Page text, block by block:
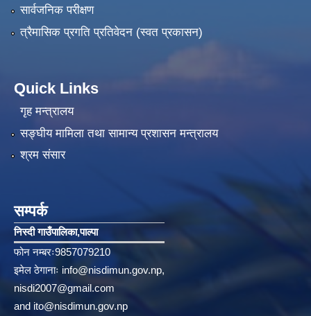
सार्वजनिक परीक्षण
त्रैमासिक प्रगति प्रतिवेदन (स्वत प्रकासन)
Quick Links
गृह मन्त्रालय
सङ्‍घीय मामिला तथा सामान्य प्रशासन मन्त्रालय
श्रम संसार
सम्पर्क
निस्दी गाउँपालिका‚पाल्पा
फोन नम्बरः9857079210
इमेल ठेगानाः info@nisdimun.gov.np,
nisdi2007@gmail.com
and ito@nisdimun.gov.np